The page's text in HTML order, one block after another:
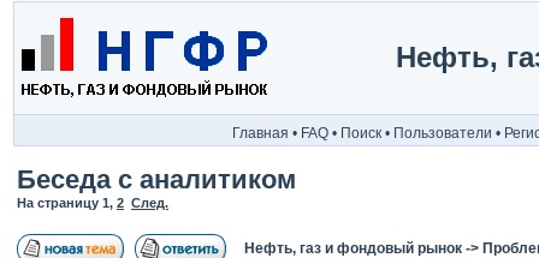
Нефть,
Главная • FAQ • Поиск • Пользователи •
Беседа с аналитиком
На страницу 1, 2 След.
Нефть, газ и фондовый рынок ->